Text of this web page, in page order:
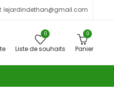
lejardindethan@gmail.com
0
Liste de souhaits
0
Panier